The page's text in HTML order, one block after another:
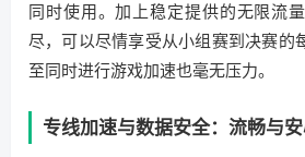
同时使用。加上稳定提供的无限流
尽，可以尽情享受从小组赛到决赛的
至同时进行游戏加速也毫无压力。
专线加速与数据安全：流畅与